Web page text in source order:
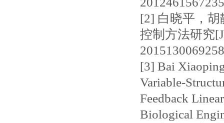
[2] 白晓平，
控制方法研究
[3] Bai
Variable-
Feedback
Biological